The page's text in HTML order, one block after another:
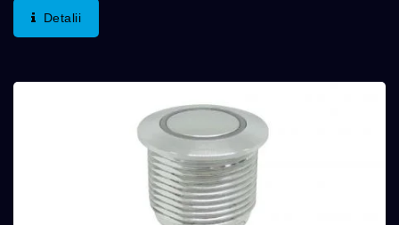
Dar Robustă. Construit Cu Un Corp Metalic Durabil,
Aceste...
Detalii